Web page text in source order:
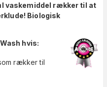
vaskemiddel rækker til at
Biologisk
hvis:
rækker til